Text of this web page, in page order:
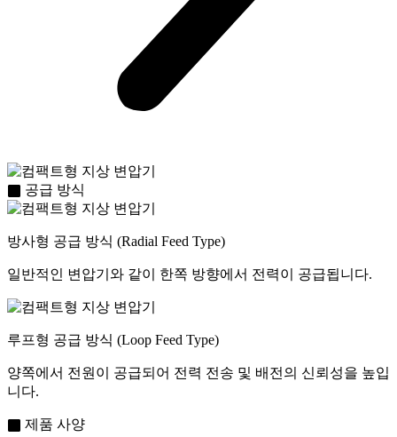
공급 방식
방사형 공급 방식 (Radial Feed Type)
일반적인 변압기와 같이 한쪽 방향에서 전력이 공급됩니다.
루프형 공급 방식 (Loop Feed Type)
양쪽에서 전원이 공급되어 전력 전송 및 배전의 신뢰성을 높입
니다.
제품 사양